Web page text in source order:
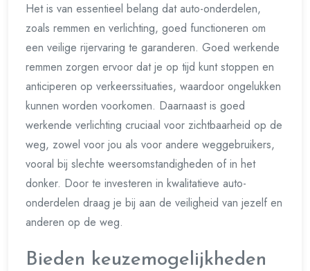
Het is van essentieel belang dat auto-onderdelen,
zoals remmen en verlichting, goed functioneren om
een veilige rijervaring te garanderen. Goed werkende
remmen zorgen ervoor dat je op tijd kunt stoppen en
anticiperen op verkeerssituaties, waardoor ongelukken
kunnen worden voorkomen. Daarnaast is goed
werkende verlichting cruciaal voor zichtbaarheid op de
weg, zowel voor jou als voor andere weggebruikers,
vooral bij slechte weersomstandigheden of in het
donker. Door te investeren in kwalitatieve auto-
onderdelen draag je bij aan de veiligheid van jezelf en
anderen op de weg.
Bieden keuzemogelijkheden